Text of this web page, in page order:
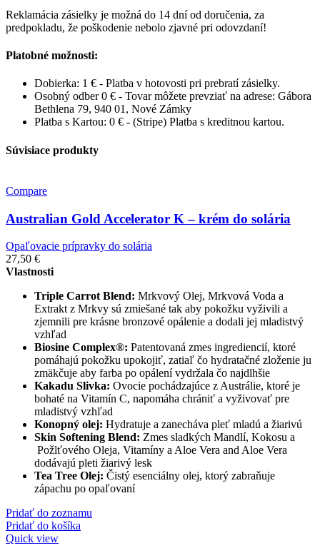
Reklamácia zásielky je možná do 14 dní od doručenia, za
predpokladu, že poškodenie nebolo zjavné pri odovzdaní!
Platobné možnosti:
Dobierka: 1 € - Platba v hotovosti pri prebratí zásielky.
Osobný odber 0 € - Tovar môžete prevziať na adrese: Gábora
Bethlena 79, 940 01, Nové Zámky
Platba s Kartou: 0 € - (Stripe) Platba s kreditnou kartou.
Súvisiace produkty
Compare
Australian Gold Accelerator K – krém do solária
Opaľovacie prípravky do solária
27,50 €
Vlastnosti
Triple Carrot Blend: Mrkvový Olej, Mrkvová Voda a
Extrakt z Mrkvy sú zmiešané tak aby pokožku vyživili a
zjemnili pre krásne bronzové opálenie a dodali jej mladistvý
vzhľad
Biosine Complex®: Patentovaná zmes ingrediencií, ktoré
pomáhajú pokožku upokojiť, zatiaľ čo hydratačné zloženie ju
zmäkčuje aby farba po opálení vydržala čo najdlhšie
Kakadu Slivka: Ovocie pochádzajúce z Austrálie, ktoré je
bohaté na Vitamín C, napomáha chrániť a vyživovať pre
mladistvý vzhľad
Konopný olej: Hydratuje a zanecháva pleť mladú a žiarivú
Skin Softening Blend: Zmes sladkých Mandlí, Kokosu a
Požlťového Oleja, Vitamíny a Aloe Vera and Aloe Vera
dodávajú pleti žiarivý lesk
Tea Tree Olej: Čistý esenciálny olej, ktorý zabraňuje
zápachu po opaľovaní
Pridať do zoznamu
Pridať do košíka
Quick view